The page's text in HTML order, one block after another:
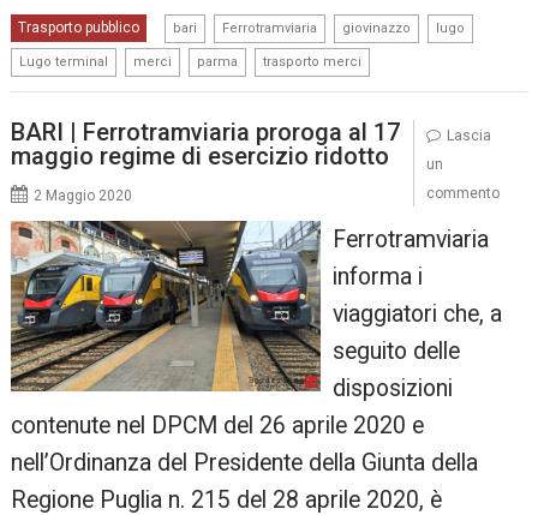
Trasporto pubblico bari Ferrotramviaria giovinazzo lugo
Lugo terminal merci parma trasporto merci
BARI | Ferrotramviaria proroga al 17
maggio regime di esercizio ridotto
2 Maggio 2020
Ferrotramviaria
informa i
viaggiatori che, a
seguito delle
disposizioni
contenute nel DPCM del 26 aprile 2020 e
nell’Ordinanza del Presidente della Giunta della
Regione Puglia n. 215 del 28 aprile 2020, è
Lascia
un
commento